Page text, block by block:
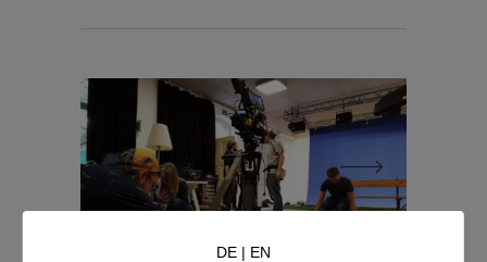
DE| EN